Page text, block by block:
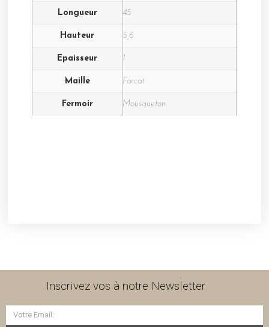
Longueur 45
Hauteur 5,6
Epaisseur 1
Maille Forcat
Fermoir Mousqueton
Inscrivez vos à notre Newsletter